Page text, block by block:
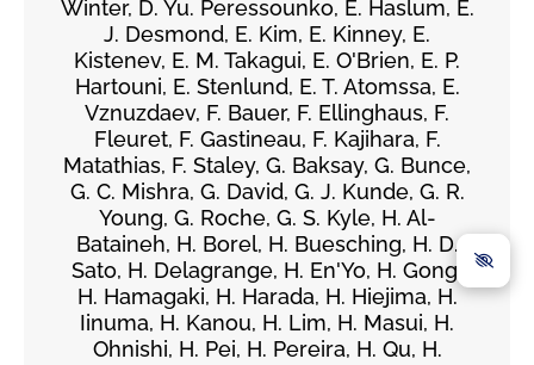
Winter, D. Yu. Peressounko, E. Haslum, E.
J. Desmond, E. Kim, E. Kinney, E.
Kistenev, E. M. Takagui, E. O'Brien, E. P.
Hartouni, E. Stenlund, E. T. Atomssa, E.
Vznuzdaev, F. Bauer, F. Ellinghaus, F.
Fleuret, F. Gastineau, F. Kajihara, F.
Matathias, F. Staley, G. Baksay, G. Bunce,
G. C. Mishra, G. David, G. J. Kunde, G. R.
Young, G. Roche, G. S. Kyle, H. Al-
Bataineh, H. Borel, H. Buesching, H. D.
Sato, H. Delagrange, H. En'Yo, H. Gong,
H. Hamagaki, H. Harada, H. Hiejima, H.
Iinuma, H. Kanou, H. Lim, H. Masui, H.
Ohnishi, H. Pei, H. Pereira, H. Qu, H.